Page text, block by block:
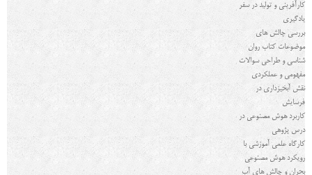
کارآفرینی و توليد در سفر
يادگيري
بررسی چالش های
موضوعات کتاب روان
شناسی و طراحی سوالات
مفهومی و عملکردی
نقش آبخیزداری در
فرسایش
کاربرد هوش مصنوعی در
درس پژوهی
کارگاه علمی آموزشی با
رویکرد هوش مصنوعی
بحران و چالش های آب